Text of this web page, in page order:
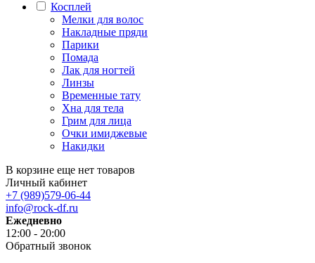
Косплей
Мелки для волос
Накладные пряди
Парики
Помада
Лак для ногтей
Линзы
Временные тату
Хна для тела
Грим для лица
Очки имиджевые
Накидки
В корзине еще нет товаров
Личный кабинет
+7 (989)579-06-44
info@rock-df.ru
Ежедневно
12:00 - 20:00
Обратный звонок